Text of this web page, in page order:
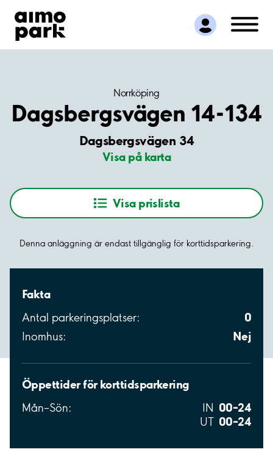
Hitta parkering
Samarbete
Kundservice
Norrköping
Dagsbergsvägen 14-134
Dagsbergsvägen 34
Visa på karta
Visa prislista
Denna anläggning är endast tillgänglig för korttidsparkering.
Fakta
Antal parkeringsplatser: 0
Inomhus: Nej
Öppettider för korttidsparkering
Mån–Sön: IN 00–24
UT 00–24